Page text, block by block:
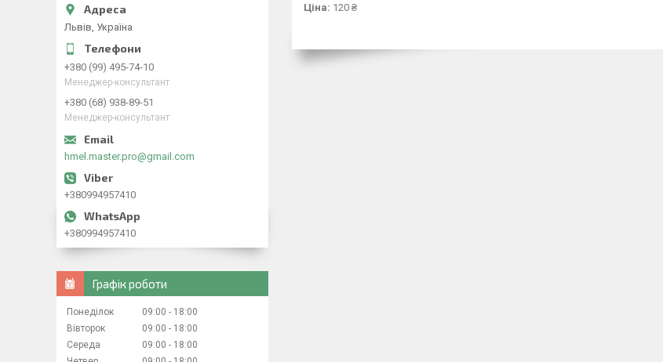
Ціна: 120 ₴
Львів, Україна
+380 (99) 495-74-10
Менеджер-консультант
+380 (68) 938-89-51
Менеджер-консультант
hmel.master.pro@gmail.com
+380994957410
+380994957410
Графік роботи
Понеділок 09:00
18:00
Вівторок
09:00
18:00
Середа
09:00
18:00